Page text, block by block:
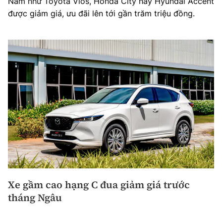
được giảm giá, ưu đãi lên tới gần trăm triệu đồng.
Xe gầm cao hạng C đua giảm giá trước
tháng Ngâu